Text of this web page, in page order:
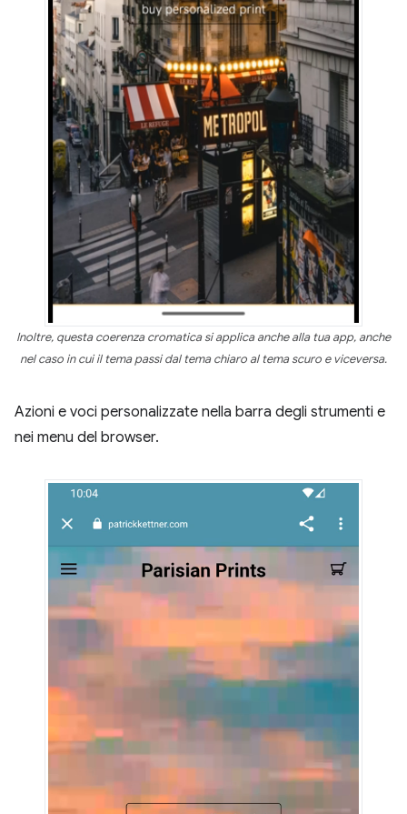
Inoltre, questa coerenza cromatica si applica anche alla tua app, anche
nel caso in cui il tema passi dal tema chiaro al tema scuro e viceversa.
Azioni e voci personalizzate nella barra degli strumenti e
nei menu del browser.